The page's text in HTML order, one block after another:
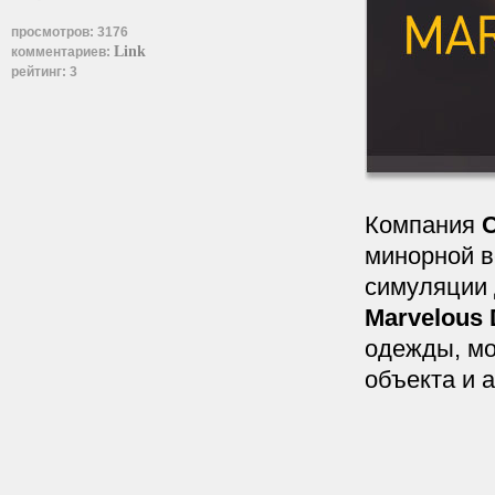
просмотров: 3176
комментариев: Link
рейтинг: 3
Компания
минорной
симуляции
Marvelous
одежды,
объекта и